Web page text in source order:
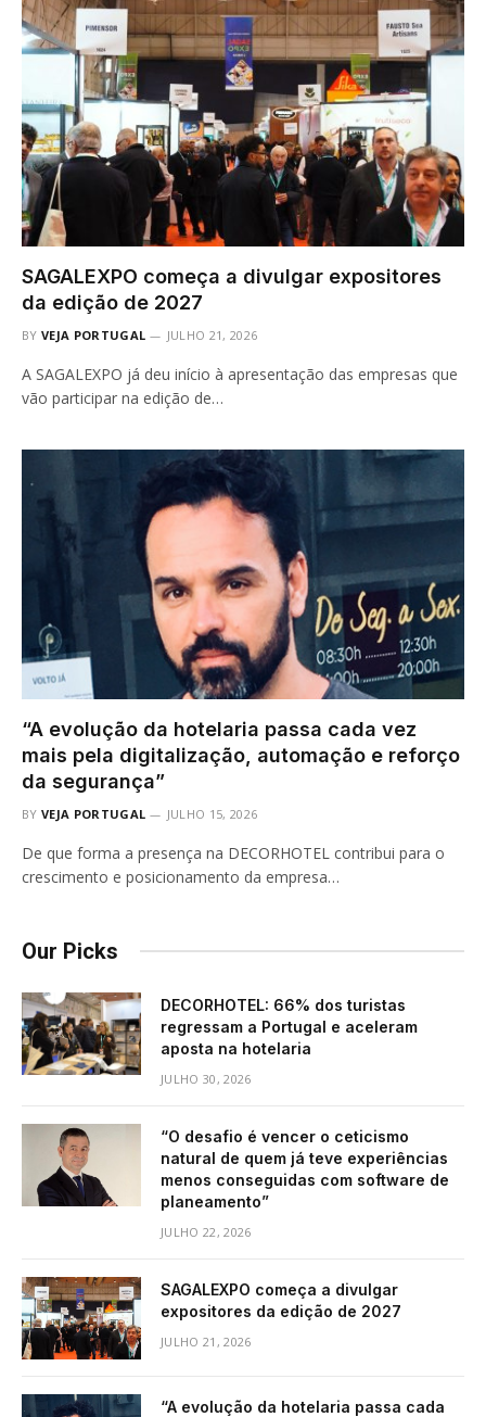
SAGALEXPO começa a divulgar expositores
da edição de 2027
BY VEJA PORTUGAL JULHO 21, 2026
A SAGALEXPO já deu início à apresentação das empresas que
vão participar na edição de…
“A evolução da hotelaria passa cada vez
mais pela digitalização, automação e reforço
da segurança”
BY VEJA PORTUGAL JULHO 15, 2026
De que forma a presença na DECORHOTEL contribui para o
crescimento e posicionamento da empresa…
Our Picks
DECORHOTEL: 66% dos turistas
regressam a Portugal e aceleram
aposta na hotelaria
JULHO 30, 2026
“O desafio é vencer o ceticismo
natural de quem já teve experiências
menos conseguidas com software de
planeamento”
JULHO 22, 2026
SAGALEXPO começa a divulgar
expositores da edição de 2027
JULHO 21, 2026
“A evolução da hotelaria passa cada